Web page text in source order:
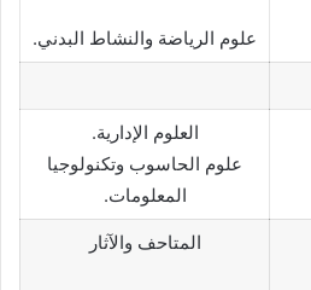
علوم الرياضة والنشاط البدني.
العلوم الإدارية.
علوم الحاسوب وتكنولوجيا
المعلومات.
المتاحف والآثار